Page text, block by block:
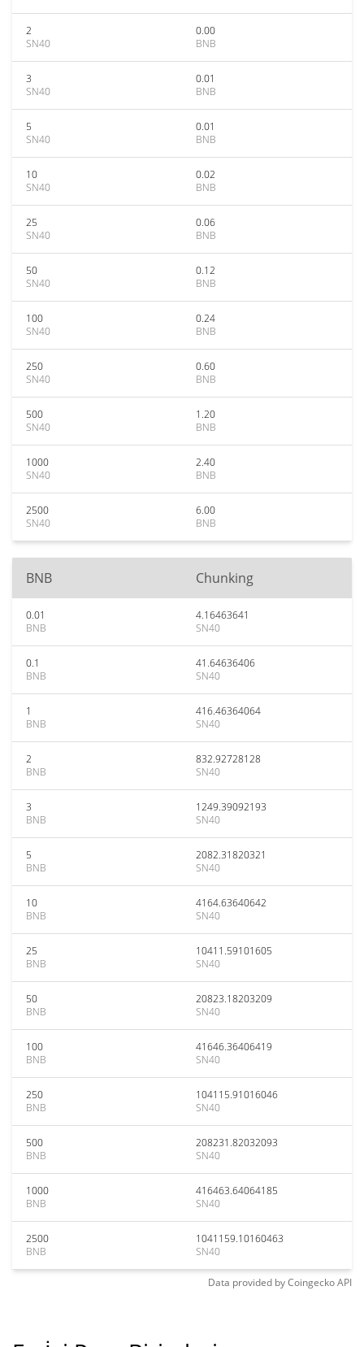
2
SN40
0.00
BNB
3
SN40
0.01
BNB
5
SN40
0.01
BNB
10
SN40
0.02
BNB
25
SN40
0.06
BNB
50
SN40
0.12
BNB
100
SN40
0.24
BNB
250
SN40
0.60
BNB
500
SN40
1.20
BNB
1000
SN40
2.40
BNB
2500
SN40
6.00
BNB
BNB Chunking
0.01
BNB
4.16463641
SN40
0.1
BNB
41.64636406
SN40
1
BNB
416.46364064
SN40
2
BNB
832.92728128
SN40
3
BNB
1249.39092193
SN40
5
BNB
2082.31820321
SN40
10
BNB
4164.63640642
SN40
25
BNB
10411.59101605
SN40
50
BNB
20823.18203209
SN40
100
BNB
41646.36406419
SN40
250
BNB
104115.91016046
SN40
500
BNB
208231.82032093
SN40
1000
BNB
416463.64064185
SN40
2500
BNB
1041159.10160463
SN40
Data provided byCoingeckoAPI